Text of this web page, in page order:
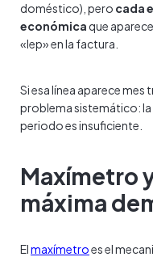
doméstico), pero cada
económica que
«Iep» en la factura.
Si esa línea aparece mes
problema sistemático:
periodo es insuficiente.
Maxímetro
máxima
Elmaxímetroes el